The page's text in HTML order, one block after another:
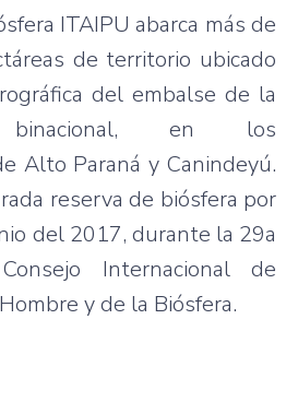
ITAIPU abarca más de
de territorio ubicado
del embalse de la
binacional, en los
Alto Paraná y Canindeyú.
reserva de biósfera por
del 2017, durante la 29a
Internacional de
y de la Biósfera.